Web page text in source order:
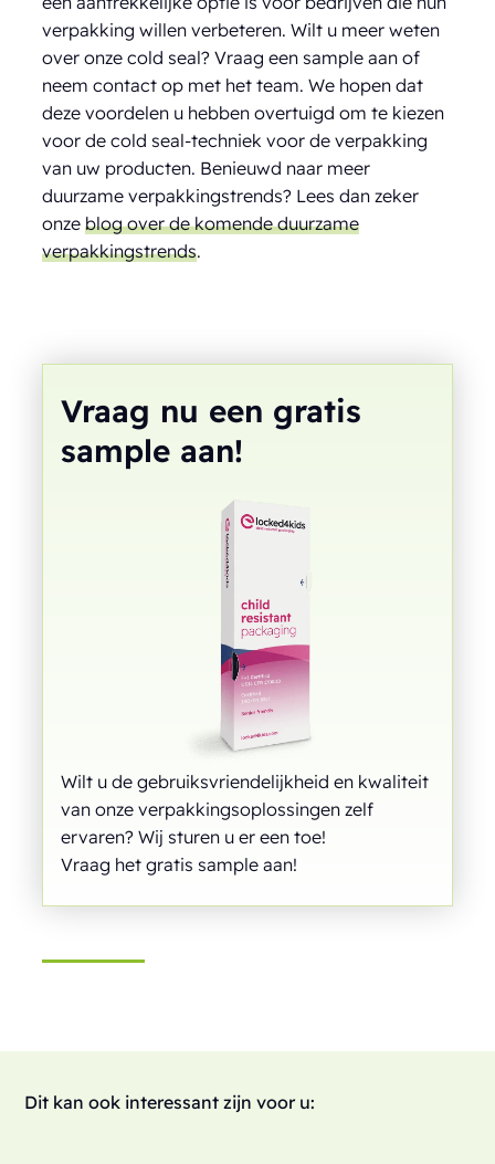
verpakking willen verbeteren. Wilt u meer weten
over onze cold seal? Vraag een sample aan of
neem contact op met het team. We hopen dat
deze voordelen u hebben overtuigd om te kiezen
voor de cold seal-techniek voor de verpakking
van uw producten. Benieuwd naar meer
duurzame verpakkingstrends? Lees dan zeker
onzeblog over de komende duurzame
verpakkingstrends.
Vraag nu een gratis
sample aan!
Wilt u de gebruiksvriendelijkheid en kwaliteit
van onze verpakkingsoplossingen zelf
ervaren? Wij sturen u er een toe!
Vraag het gratis sample aan!
Dit kan ook interessant zijn voor u: